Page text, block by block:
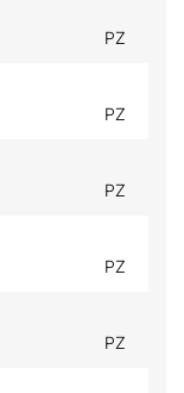
PZ
PZ
PZ
PZ
PZ